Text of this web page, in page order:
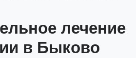
лечение
в Быково